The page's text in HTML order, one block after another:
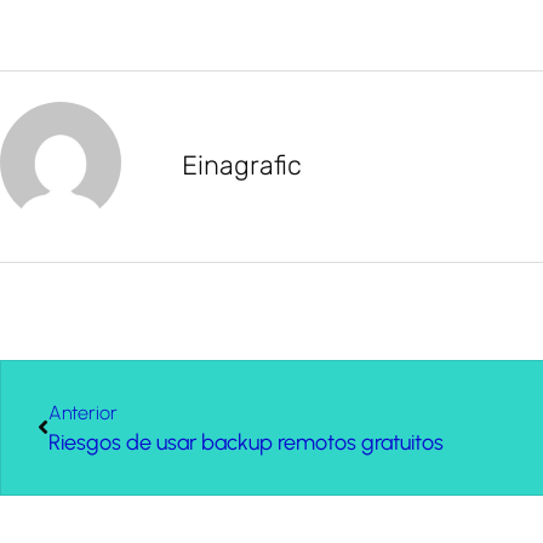
Einagrafic
Anterior
Riesgos de usar backup remotos gratuitos